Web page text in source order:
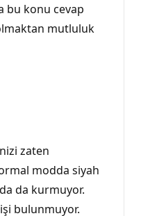
bu konu cevap
mutluluk
zaten
modda siyah
da kurmuyor.
bulunmuyor.